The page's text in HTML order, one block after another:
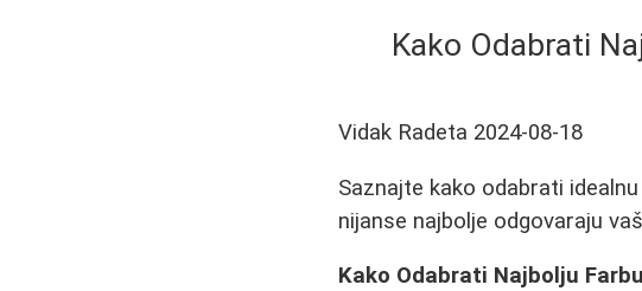
Kako Odabrati
Vidak Radeta 2024-08-18
Saznajte kako odabrati
nijanse najbolje odgovaraju
Kako Odabrati Najbolju